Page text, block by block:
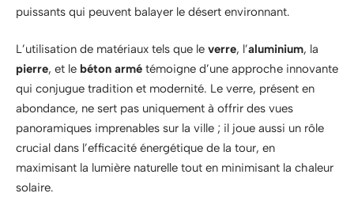
puissants qui peuvent balayer le désert environnant.
L’utilisation de matériaux tels que le verre, l’aluminium, la
pierre, et le béton armé témoigne d’une approche innovante
qui conjugue tradition et modernité. Le verre, présent en
abondance, ne sert pas uniquement à offrir des vues
panoramiques imprenables sur la ville ; il joue aussi un rôle
crucial dans l’efficacité énergétique de la tour, en
maximisant la lumière naturelle tout en minimisant la chaleur
solaire.